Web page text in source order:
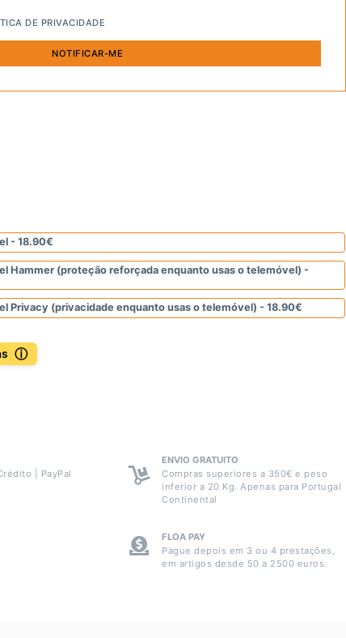
DE PRIVACIDADE
- 18.90€
Hammer (proteção reforçada enquanto usas o telemóvel) -
Privacy (privacidade enquanto usas o telemóvel) - 18.90€
ⓘ
| PayPal
ENVIO GRATUITO
Compras superiores a 350€ e peso
inferior a 20 Kg. Apenas para Portugal
Continental
FLOA PAY
Pague depois em 3 ou 4 prestações,
em artigos desde 50 a 2500 euros.